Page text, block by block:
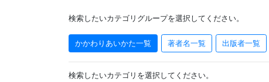
検索したいカテゴリグループを選択してください。
かかわりあいかた一覧 著者名一覧 出版者一覧
検索したいカテゴリを選択してください。